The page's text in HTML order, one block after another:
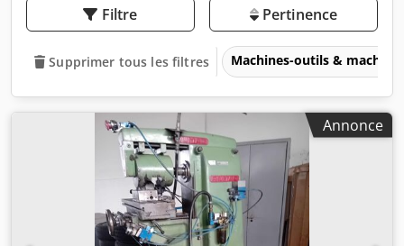
Filtre Pertinence
Supprimer tous les filtres Machines-outils &
Annonce